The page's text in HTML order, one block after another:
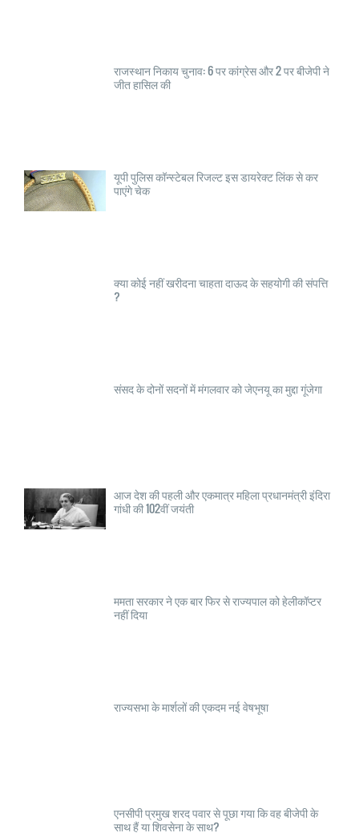
राजस्थान निकाय चुनाव: 6 पर कांग्रेस और 2 पर बीजेपी ने
जीत हासिल की
यूपी पुलिस कॉन्स्टेबल रिजल्ट इस डायरेक्ट लिंक से कर
पाएंगे चेक
क्या कोई नहीं खरीदना चाहता दाऊद के सहयोगी की संपत्ति
?
संसद के दोनों सदनों में मंगलवार को जेएनयू का मुद्दा गूंजेगा
आज देश की पहली और एकमात्र महिला प्रधानमंत्री इंदिरा
गांधी की 102वीं जयंती
ममता सरकार ने एक बार फिर से राज्यपाल को हेलीकॉप्टर
नहीं दिया
राज्यसभा के मार्शलों की एकदम नई वेषभूषा
एनसीपी प्रमुख शरद पवार से पूछा गया कि वह बीजेपी के
साथ हैं या शिवसेना के साथ?